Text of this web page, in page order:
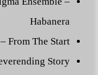
Habanera
From The Start
Story